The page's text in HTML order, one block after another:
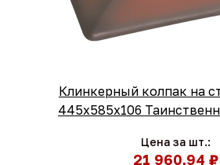
Клинкерный колпак на
445х585х106
Цена за шт.:
21 960,94 ₽